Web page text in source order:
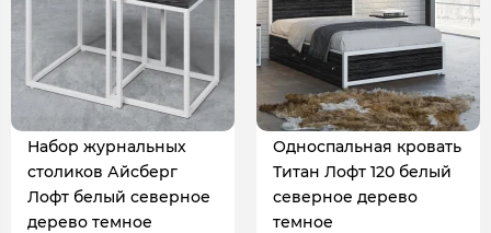
Набор журнальных
столиков Айсберг
Лофт белый северное
дерево темное
Односпальная кровать
Титан Лофт 120 белый
северное дерево
темное